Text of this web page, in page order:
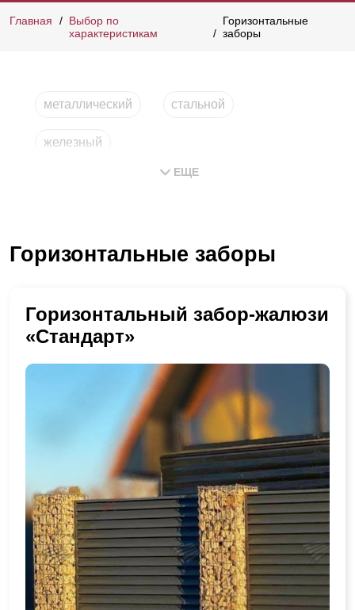
Главная
Выбор по
характеристикам
Горизонтальные
заборы
металлический стальной
железный
из горизонтальных металлических планок
ЕЩЕ
Горизонтальные заборы
Горизонтальный забор-жалюзи
«Стандарт»